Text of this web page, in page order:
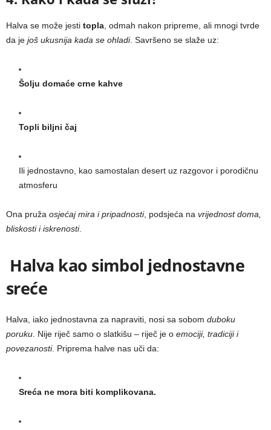
Halva se može jesti topla, odmah nakon pripreme, ali mnogi tvrde
da je još ukusnija kada se ohladi. Savršeno se slaže uz:
Šolju domaće crne kahve
Topli biljni čaj
Ili jednostavno, kao samostalan desert uz razgovor i porodičnu
atmosferu
Ona pruža osjećaj mira i pripadnosti, podsjeća na vrijednost doma,
bliskosti i iskrenosti.
Halva kao simbol jednostavne
sreće
Halva, iako jednostavna za napraviti, nosi sa sobom duboku
poruku. Nije riječ samo o slatkišu – riječ je o emociji, tradiciji i
povezanosti. Priprema halve nas uči da:
Sreća ne mora biti komplikovana.